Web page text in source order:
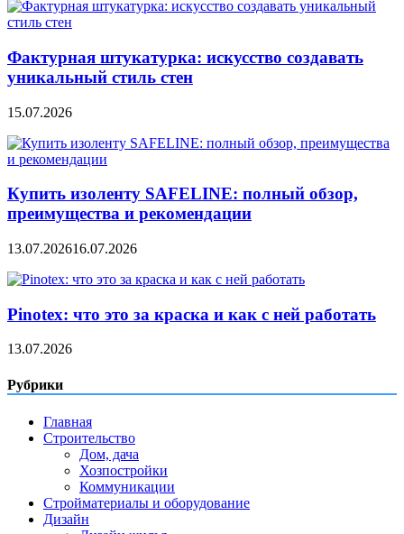
Фактурная штукатурка: искусство создавать
уникальный стиль стен
15.07.2026
Купить изоленту SAFELINE: полный обзор,
преимущества и рекомендации
13.07.202616.07.2026
Pinotex: что это за краска и как с ней работать
13.07.2026
Рубрики
Главная
Строительство
Дом, дача
Хозпостройки
Коммуникации
Стройматериалы и оборудование
Дизайн